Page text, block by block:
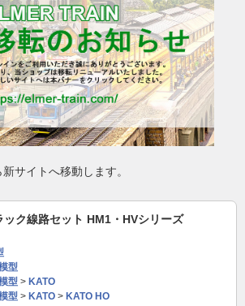
サイトへ移動します。
ク線路セット HM1・HVシリーズ
型
型 > KATO
型 > KATO > KATO HO